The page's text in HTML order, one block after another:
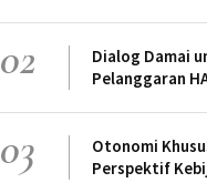
02
Dialog Damai
Pelanggaran
03
Otonomi
Perspektif